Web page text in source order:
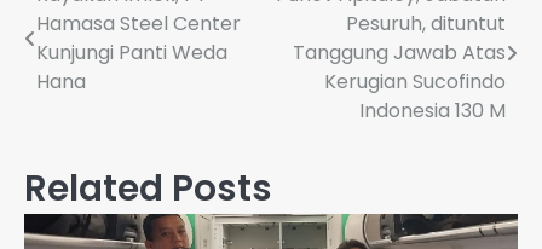
pos
Hamasa Steel Center
Kunjungi Panti Weda
Hana
Pesuruh, dituntut
Tanggung Jawab Atas
Kerugian Sucofindo
Indonesia 130 M
Related Posts